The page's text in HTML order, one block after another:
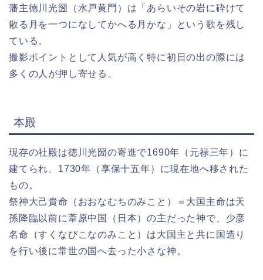
藩主徳川光圀（水戸黄門）は「あらいその岩に砕けて
散る月を一つになしてかへる月かな」という歌を残し
ている。
撮影ポイントとして人気が高く特に初日の出の際には
多くの人が押し寄せる。
本殿
現存の社殿は徳川光圀の寄進で1690年（元禄三年）に
建てられ、1730年（享保十五年）に現在地へ移された
もの。
祭神大己貴命（おおなむちのみこと）＝大国主命は天
孫降臨以前に葦原中国（日本）の主だった神で、少彦
名命（すくなびこなのみこと）は大国主と共に国造り
を行い後に常世の国へ去った小さな神。